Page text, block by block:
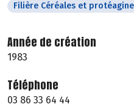
Filière Céréales et
Année de création
1983
Téléphone
03 86 33 64 44